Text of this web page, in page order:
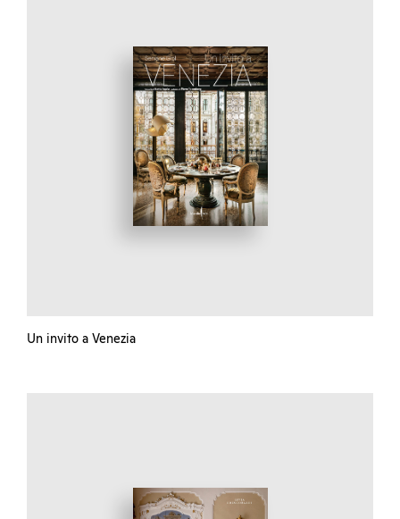
Un invito a Venezia